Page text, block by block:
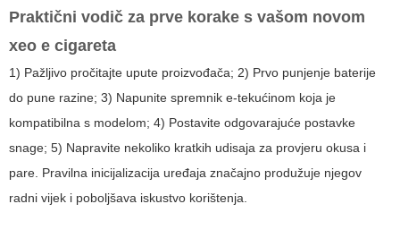
Praktični vodič za prve korake s vašom novom
xeo e cigareta
1) Pažljivo pročitajte upute proizvođača; 2) Prvo punjenje baterije
do pune razine; 3) Napunite spremnik e-tekućinom koja je
kompatibilna s modelom; 4) Postavite odgovarajuće postavke
snage; 5) Napravite nekoliko kratkih udisaja za provjeru okusa i
pare. Pravilna inicijalizacija uređaja značajno produžuje njegov
radni vijek i poboljšava iskustvo korištenja.